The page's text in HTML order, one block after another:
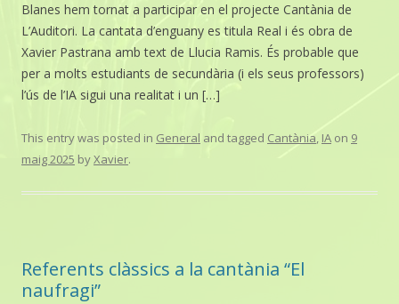
Blanes hem tornat a participar en el projecte Cantània de
L’Auditori. La cantata d’enguany es titula Real i és obra de
Xavier Pastrana amb text de Llucia Ramis. És probable que
per a molts estudiants de secundària (i els seus professors)
l’ús de l’IA sigui una realitat i un […]
This entry was posted in General and tagged Cantània, IA on 9
maig 2025 byXavier.
Referents clàssics a la cantània “El
naufragi”